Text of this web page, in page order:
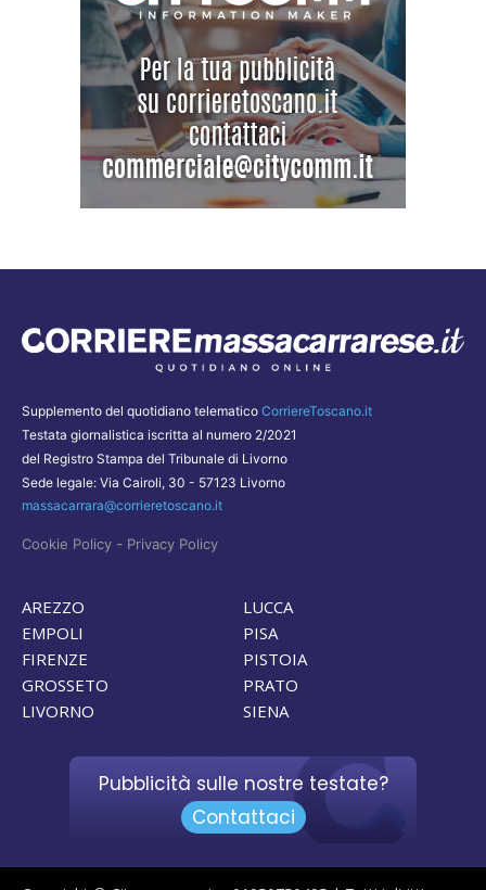
Supplemento del quotidiano telematico CorriereToscano.it
Testata giornalistica iscritta al numero 2/2021
del Registro Stampa del Tribunale di Livorno
Sede legale: Via Cairoli, 30 - 57123 Livorno
massacarrara@corrieretoscano.it
Cookie Policy - Privacy Policy
AREZZO
EMPOLI
FIRENZE
GROSSETO
LIVORNO
LUCCA
PISA
PISTOIA
PRATO
SIENA
Pubblicità sulle nostre testate?
Contattaci